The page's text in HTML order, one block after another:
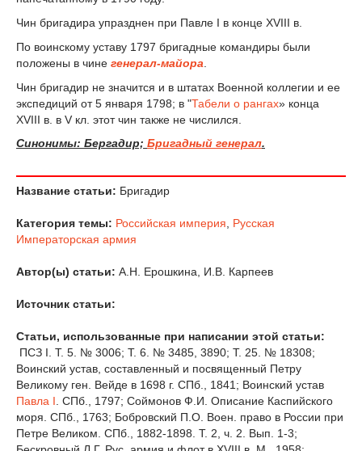
Чин бригадира упразднен при Павле I в конце XVIII в.
По воинскому уставу 1797 бригадные командиры были
положены в чине генерал-майора
Чин бригадир не значится и в штатах Военной коллегии и ее
экспедиций от 5 января 1798; в "Табели о рангах» конца
XVIII в. в V кл. этот чин также не числился.
Синонимы: Бергадир; Бригадный генерал.
Название статьи: Бригадир
Категория темы: Российская империя
Русская
Императорская армия
Автор(ы) статьи: А.Н. Ерошкина, И.В. Карпеев
Источник статьи:
Статьи, использованные при написании этой статьи:
ПСЗ I. Т. 5. № 3006; Т. 6. № 3485, 3890; Т. 25. № 18308;
Воинский устав, составленный и посвященный Петру
Великому ген. Вейде в 1698 г. СПб., 1841; Воинский устав
Павла I . СПб., 1797; Соймонов Ф.И. Описание Каспийского
моря. СПб., 1763; Бобровский П.О. Воен. право в России при
Петре Великом. СПб., 1882-1898. Т. 2, ч. 2. Вып. 1-3;